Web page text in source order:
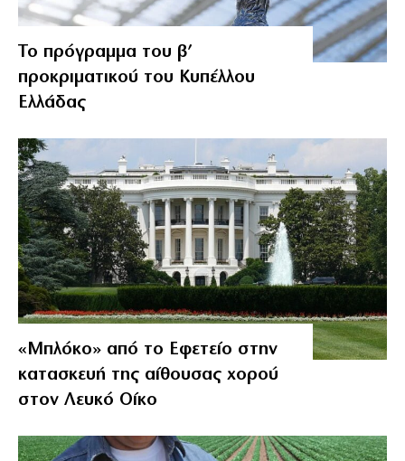
Το πρόγραμμα του β’
προκριματικού του Κυπέλλου
Ελλάδας
«Μπλόκο» από το Εφετείο στην
κατασκευή της αίθουσας χορού
στον Λευκό Οίκο